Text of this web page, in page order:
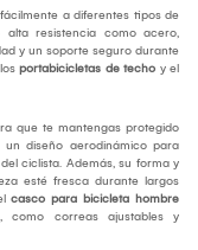
a diferentes tipos de
alta resistencia como acero,
y un soporte seguro durante
portabicicletas de techo y el
que te mantengas protegido
diseño aerodinámico para
ciclista. Además, su forma y
esté fresca durante largos
casco para bicicleta hombre
como correas ajustables y